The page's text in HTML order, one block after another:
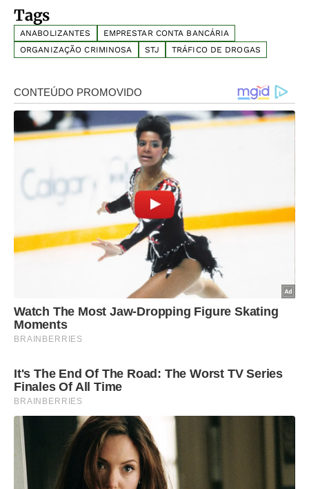
Tags
ANABOLIZANTES
EMPRESTAR CONTA BANCÁRIA
ORGANIZAÇÃO CRIMINOSA
STJ TRÁFICO DE DROGAS